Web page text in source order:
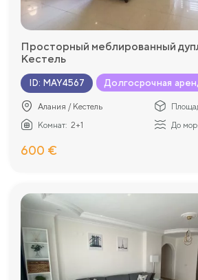
Просторный меблированный
Кестель
ID: MAY4567 Долгосрочная
Алания / Кестель
Комнат: 2+1 До
600 €